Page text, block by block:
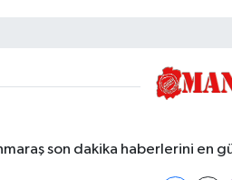
son dakika haberlerini en